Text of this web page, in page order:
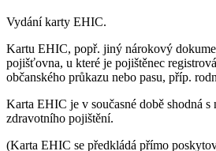
Vydání karty EHIC.
Kartu EHIC, popř. jiný nárokový
pojišťovna, u které je pojištěnec
občanského průkazu nebo pasu, příp.
Karta EHIC je v současné době shodná s
zdravotního pojištění.
(Karta EHIC se předkládá přímo